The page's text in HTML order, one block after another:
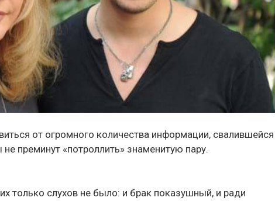
от огромного количества информации, свалившейся
не преминут «потроллить» знаменитую пару.
только слухов не было: и брак показушный, и ради